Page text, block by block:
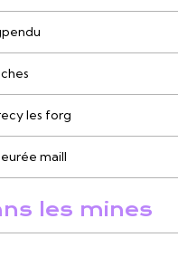
les forg
maill
les mines